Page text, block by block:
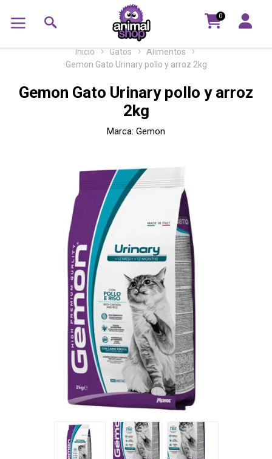
0
Inicio Gatos
Alimentos
Gemon Gato Urinary pollo y arroz 2kg
Gemon Gato Urinary pollo y arroz
2kg
Marca: Gemon